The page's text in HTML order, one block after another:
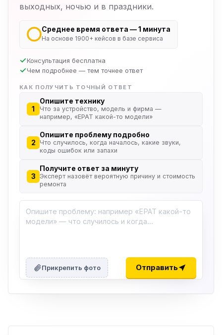
выходных, ночью и в праздники.
Среднее время ответа — 1 минута
На основе 1900+ кейсов в базе сервиса
Консультация бесплатна
Чем подробнее — тем точнее ответ
КАК ПОЛУЧИТЬ ТОЧНЫЙ ОТВЕТ
1
Опишите технику
Что за устройство, модель и фирма —
например, «EPAT какой-то модели»
2
Опишите проблему подробно
Что случилось, когда началось, какие звуки,
коды ошибок или запахи
3
Получите ответ за минуту
Эксперт назовёт вероятную причину и стоимость
ремонта
Прикрепить фото Отправить